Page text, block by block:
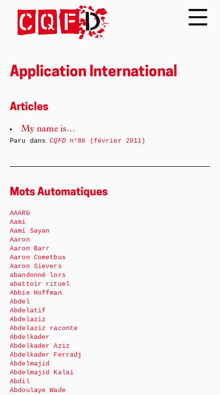
Application International
Articles
My name is…
Paru dansCQFDn°86 (février 2011)
Mots Automatiques
AAARG
Aami
Aami Sayan
Aaron
Aaron Barr
Aaron Cometbus
Aaron Sievers
abandonné lors
abattoir rituel
Abbie Hoffman
Abdel
Abdelatif
Abdelaziz
Abdelaziz raconte
Abdelkader
Abdelkader Aziz
Abdelkader Ferradj
Abdelmajid
Abdelmajid Kalai
Abdil
Abdoulaye Wade